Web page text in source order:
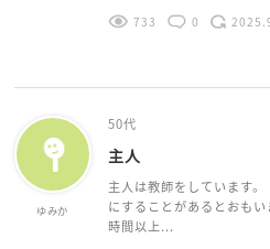
733 0
ゆみか
50代
主人
主人は教師をしています
にすることがあるとおも
時間以上...